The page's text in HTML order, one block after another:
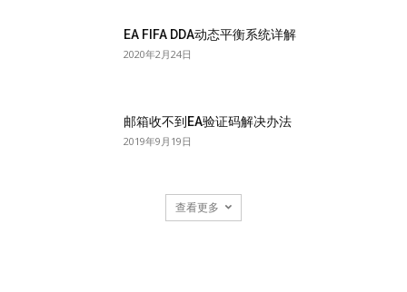
EA FIFA DDA动态平衡系统详解
2020年2月24日
邮箱收不到EA验证码解决办法
2019年9月19日
查看更多